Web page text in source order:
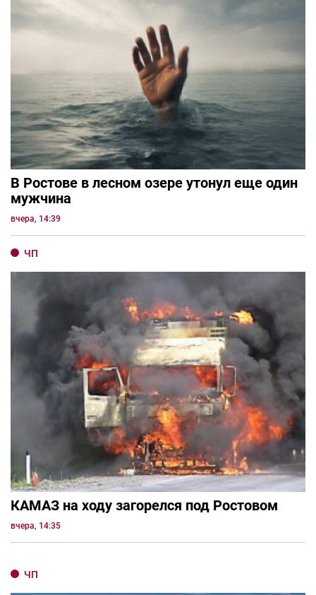
В Ростове в лесном озере утонул еще один
мужчина
вчера, 14:39
ЧП
КАМАЗ на ходу загорелся под Ростовом
вчера, 14:35
ЧП